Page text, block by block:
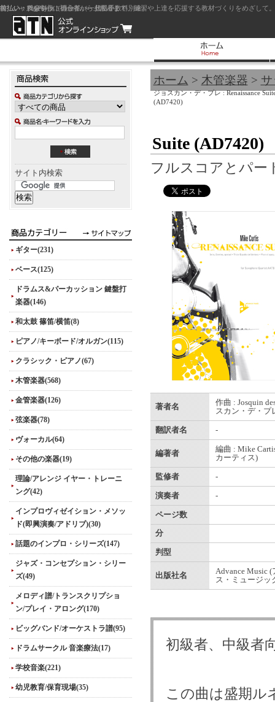
ジャズを中心に初心者から上級者まで、練習や上達を応援する教材づくりをめざし
サイト内検索
ギター(231)
ベース(125)
ドラムス&パーカッション 鍵盤打
楽器(146)
和太鼓 篠笛/横笛(8)
ピアノ/キーボード/オルガン(115)
クラシック・ピアノ(67)
木管楽器(568)
金管楽器(126)
弦楽器(78)
ヴォーカル(64)
その他の楽器(19)
理論/アレンジ イヤー・トレーニ
ング(42)
インプロヴィゼイション・メソッ
ド(即興演奏/アドリブ)(30)
話題のインプロ・シリーズ(147)
ジャズ・コンセプション・シリー
ズ(49)
メロディ譜/トランスクリプショ
ン/プレイ・アロング(170)
ビッグバンド/オーケストラ譜(95)
ドラムサークル 音楽療法(17)
学校音楽(221)
幼児教育/保育現場(35)
ホーム > 木管楽器 >
ジョスカン・デ・プレ : Renaissance
(AD7420)
Suite (AD7420)
フルスコアとパー
著者名
作曲 : Josquin
スカン・デ・プ
翻訳者名 -
編著者
編曲 : Mike
カーティス)
監修者 -
演奏者 -
ページ数
分
判型
出版社名
Advance Music (
ス・ミュージッ
初級者、中級者
この曲は盛期ル
前払い：クレジットカード（一括払い）
後払い：代金引換（現金払い・代引手数料別途）
前払い：PayPay